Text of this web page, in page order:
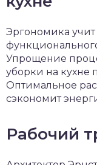
Эргономика
Упрощение
уборки на кухне
Оптимальное
сэкономит
Рабочий